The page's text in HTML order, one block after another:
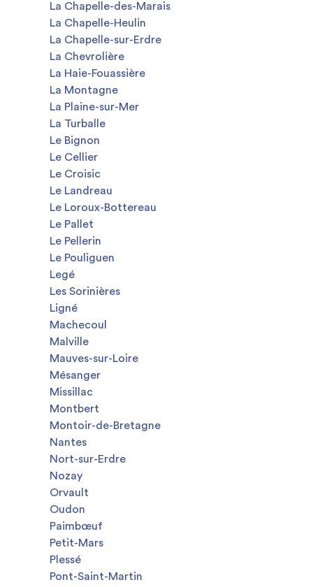
La Chapelle-des-Marais
La Chapelle-Heulin
La Chapelle-sur-Erdre
La Chevrolière
La Haie-Fouassière
La Montagne
La Plaine-sur-Mer
La Turballe
Le Bignon
Le Cellier
Le Croisic
Le Landreau
Le Loroux-Bottereau
Le Pallet
Le Pellerin
Le Pouliguen
Legé
Les Sorinières
Ligné
Machecoul
Malville
Mauves-sur-Loire
Mésanger
Missillac
Montbert
Montoir-de-Bretagne
Nantes
Nort-sur-Erdre
Nozay
Orvault
Oudon
Paimbœuf
Petit-Mars
Plessé
Pont-Saint-Martin